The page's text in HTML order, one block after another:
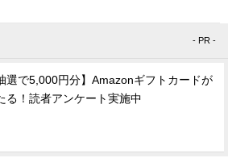
- PR -
選で5,000円分】Amazonギフトカードが
る！読者アンケート実施中